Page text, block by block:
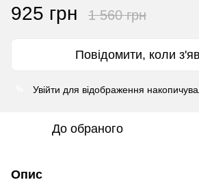
925 грн 1 560 грн
Повідомити, коли
Увійти для відображення
До обраного
Опис